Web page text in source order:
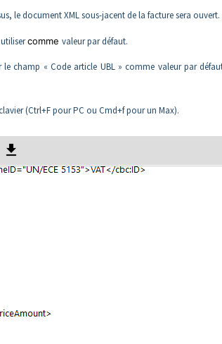
le document XML sous-jacent de la facture sera ouvert.
comme valeur par défaut.
champ « Code article UBL » comme valeur par
(Ctrl+F pour PC ou Cmd+f pour un Max).